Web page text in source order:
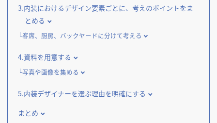
3.内装におけるデザイン要素ごとに、考えのポイントをま
とめる
客席、厨房、バックヤードに分けて考える
4.資料を用意する
写真や画像を集める
5.内装デザイナーを選ぶ理由を明確にする
まとめ